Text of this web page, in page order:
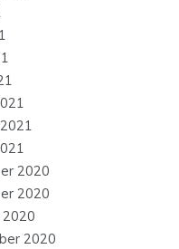
2020
2020
2020